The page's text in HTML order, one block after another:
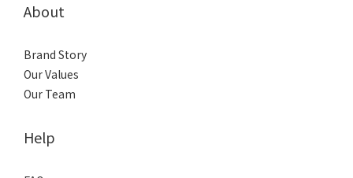
About
Brand Story
Our Values
Our Team
Help